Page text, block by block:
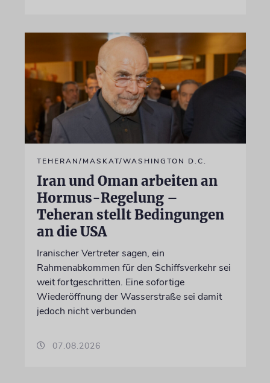
TEHERAN/MASKAT/WASHINGTON D.C.
Iran und Oman arbeiten an
Hormus-Regelung –
Teheran stellt Bedingungen
an die USA
Iranischer Vertreter sagen, ein
Rahmenabkommen für den Schiffsverkehr sei
weit fortgeschritten. Eine sofortige
Wiederöffnung der Wasserstraße sei damit
jedoch nicht verbunden
07.08.2026